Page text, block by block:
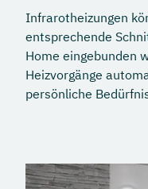
Infrarotheizungen
entsprechende
Home eingebunden
Heizvorgänge
persönliche